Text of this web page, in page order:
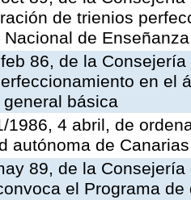
de trienios
de
86, de la
en el
básica
1986, 4 abril, de
autónoma de Canarias
89, de la
el Programa